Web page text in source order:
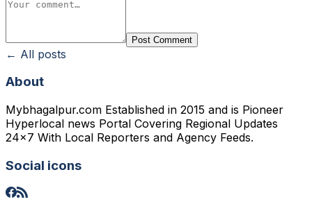
Post Comment
← All posts
About
Mybhagalpur.com Established in 2015 and is Pioneer
Hyperlocal news Portal Covering Regional Updates
24x7 With Local Reporters and Agency Feeds.
Social icons